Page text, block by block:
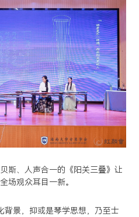
斯、人声合一的《阳关三叠》让
场观众耳目一新。
背景，抑或是琴学思想，乃至士